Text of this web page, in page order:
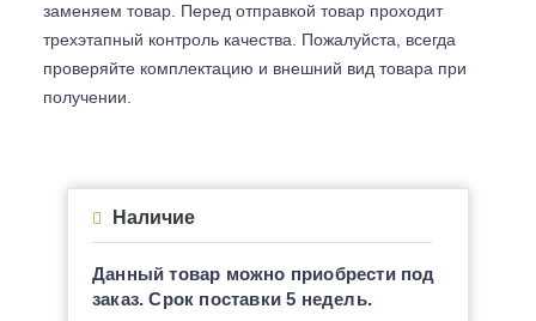
заменяем товар. Перед отправкой товар проходит
трехэтапный контроль качества. Пожалуйста, всегда
проверяйте комплектацию и внешний вид товара при
получении.
Наличие
Данный товар можно приобрести под
заказ. Срок поставки 5 недель.